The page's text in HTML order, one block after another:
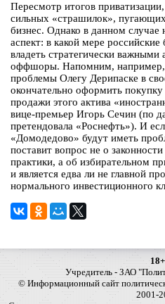
Пересмотр итогов
сильных «страшилок»,
бизнес. Однако в данном случае
аспект: в какой мере
владеть стратегически важными
оффшоры. Напомним, например,
проблемы Олегу Дерипаске в
окончательно оформить
продажи этого актива
вице-премьер Игорь Сечин (по
претендовала «Роснефть»). И
«Домодедово» будут иметь
поставит вопрос не о
практики, а об избирательном
и является едва ли не главной
нормального инвестиционного
18+
Учредитель - ЗАО
© Информационный сайт
2001-